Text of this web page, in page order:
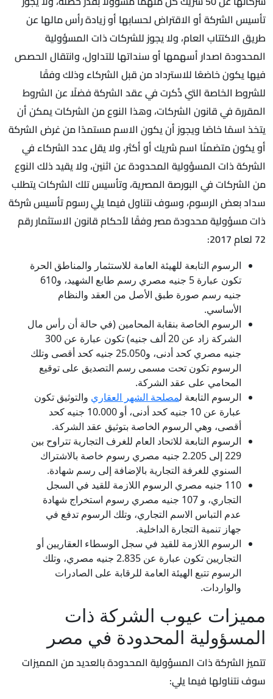
تأسيس الشركة أو الاقتراض لحسابها أو زيادة رأس مالها عن
طريق الاكتتاب العام، ولا يجوز للشركات ذات المسؤولية
المحدودة اصدار أسهمها أو سنداتها للتداول، وانتقال الحصص
فيها يكون خاضعًا للاسترداد من قبل الشركاء وذلك وفقًا
للشروط الخاصة التي ذُكرت في عقد الشركة فضلًا عن الشروط
المقررة في قانون الشركات، وهذا النوع من الشركات يمكن أن
يتخذ اسمًا خاصًا ويجوز أن يكون الاسم مستمدًا من غرض الشركة
أو يكون متضمنًا اسم شريك أو أكثر، ولا يقل عدد الشركاء في
الشركة ذات المسؤولية المحدودة عن اثنين، ولا يقيد ذلك النوع
من الشركات في البورصة المصرية، وتأسيس تلك الشركات يتطلب
سداد بعض الرسوم، وسوف نتناول فيما يلي رسوم تأسيس شركة
ذات مسؤولية محدودة مصر وفقًا لأحكام قانون الاستثمار رقم
72 لعام 2017:
الرسوم التابعة للهيئة العامة للاستثمار والمناطق الحرة
تكون عبارة 5 جنيه مصري رسم طابع الشهيد، و610
جنيه رسم صورة طبق الأصل من العقد والنظام
الأساسي.
الرسوم الخاصة بنقابة المحامين (في حالة أن رأس مال
الشركة زاد عن 20 ألف جنيه) تكون عبارة عن 300
جنيه مصري كحد أدنى، و25.050 جنيه كحد أقصى وتلك
الرسوم تكون تحت مسمى رسم التصديق على توقيع
المحامي على عقد الشركة.
الرسوم التابعة لمصلحة الشهر العقاري والتوثيق تكون
عبارة عن 10 جنيه كحد أدنى، أو 10.000 جنيه كحد
أقصى، وهي الرسوم الخاصة بتوثيق عقد الشركة.
الرسوم التابعة للاتحاد العام للغرف التجارية تتراوح بين
229 إلى 2.205 جنيه مصري رسوم خاصة بالاشتراك
السنوي للغرفة التجارية بالإضافة إلى رسم شهادة.
110 جنيه مصري الرسوم اللازمة للقيد في السجل
التجاري، و 107 جنيه مصري رسوم استخراج شهادة
عدم التباس الاسم التجاري، وتلك الرسوم تدفع في
جهاز تنمية التجارة الداخلية.
الرسوم اللازمة للقيد في سجل الوسطاء العقاريين أو
التجاريين تكون عبارة عن 2.835 جنيه مصري، وتلك
الرسوم تتبع الهيئة العامة للرقابة على الصادرات
والواردات.
مميزات عيوب الشركة ذات
المسؤولية المحدودة في مصر
تتميز الشركة ذات المسؤولية المحدودة بالعديد من المميزات
سوف نتناولها فيما يلي: